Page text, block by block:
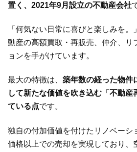
置く、2021年9月設立の不動産会社
「何気ない日常に喜びと楽しみを
動産の高額買取・再販売、仲介、リ
ョンを手がけています。
最大の特徴は、 築年数の経った物件
して新たな価値を吹き込む「不動産
ている点です。
独自の付加価値を付けたリノベーシ
価格以上での売却を実現しており、